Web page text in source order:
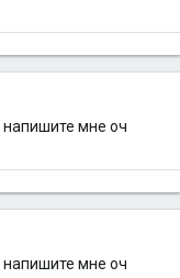
напишите мне оч
напишите мне оч